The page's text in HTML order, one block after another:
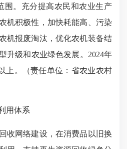
围。充分提高农民和农业生产
机积极性，加快耗能高、污染
机报废淘汰，优化农机装备结
升级和农业绿色发展。2024年
上。（责任单位：省农业农村
用体系
网络建设，在消费品以旧换